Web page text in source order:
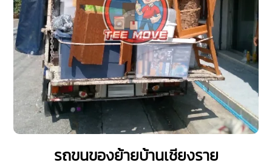
รถขนของย้ายบ้านเชียงราย